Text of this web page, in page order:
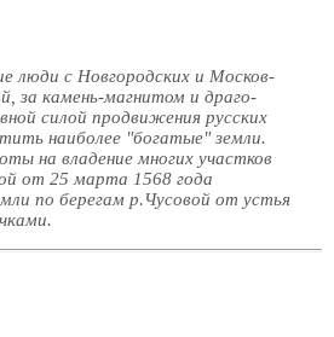
люди с Новгородских и Москов-
за камень-магнитом и драго-
силой продвижения русских
наиболее "богатые" земли.
на владение многих участков
от 25 марта 1568 года
по берегам р.Чусовой от устья